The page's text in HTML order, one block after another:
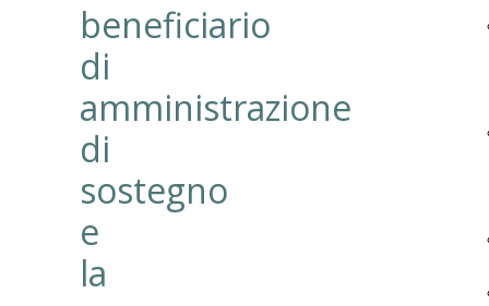
beneficiario
di
amministrazione
di
sostegno
e
la